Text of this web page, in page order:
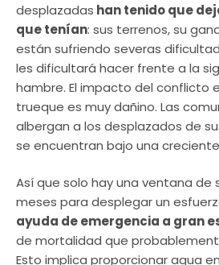
desplazadas han tenido que
que tenían: sus terrenos, su
están sufriendo severas
les dificultará hacer frente a la
hambre. El impacto del conflicto
trueque es muy dañino. Las
albergan a los desplazados de
se encuentran bajo una
Así que solo hay una ventana de
meses para desplegar un
ayuda de emergencia a gran
de mortalidad que
Esto implica proporcionar agua